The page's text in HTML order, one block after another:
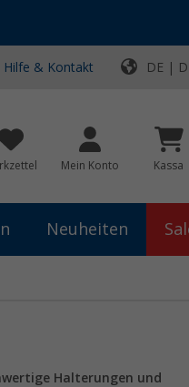
Top-Deals für dein
Hilfe & Kontakt DE |
Mein Konto Kassa
Neuheiten
Halterungen und